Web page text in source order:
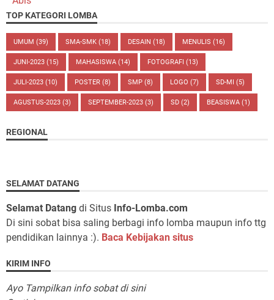
TOP KATEGORI LOMBA
UMUM (39) SMA-SMK (18) DESAIN (18) MENULIS (16)
JUNI-2023 (15) MAHASISWA (14) FOTOGRAFI (13)
JULI-2023 (10) POSTER (8) SMP (8) LOGO (7) SD-MI (5)
AGUSTUS-2023 (3) SEPTEMBER-2023 (3) SD (2) BEASISWA (1)
REGIONAL
SELAMAT DATANG
Selamat Datang di Situs Info-Lomba.com
Di sini sobat bisa saling berbagi info lomba maupun info ttg
pendidikan lainnya :). Baca Kebijakan situs
KIRIM INFO
Ayo Tampilkan info sobat di sini